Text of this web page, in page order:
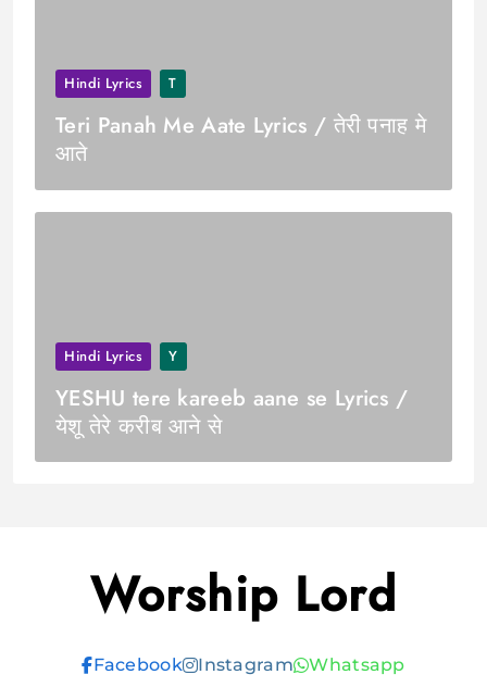
Hindi Lyrics T
Teri Panah Me Aate Lyrics / तेरी पनाह मे
आते
Hindi Lyrics Y
YESHU tere kareeb aane se Lyrics /
येशू तेरे करीब आने से
Worship Lord
Facebook Instagram Whatsapp